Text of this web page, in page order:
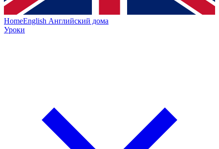
HomeEnglish Английский дома
Уроки